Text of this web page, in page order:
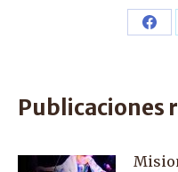
Publicaciones